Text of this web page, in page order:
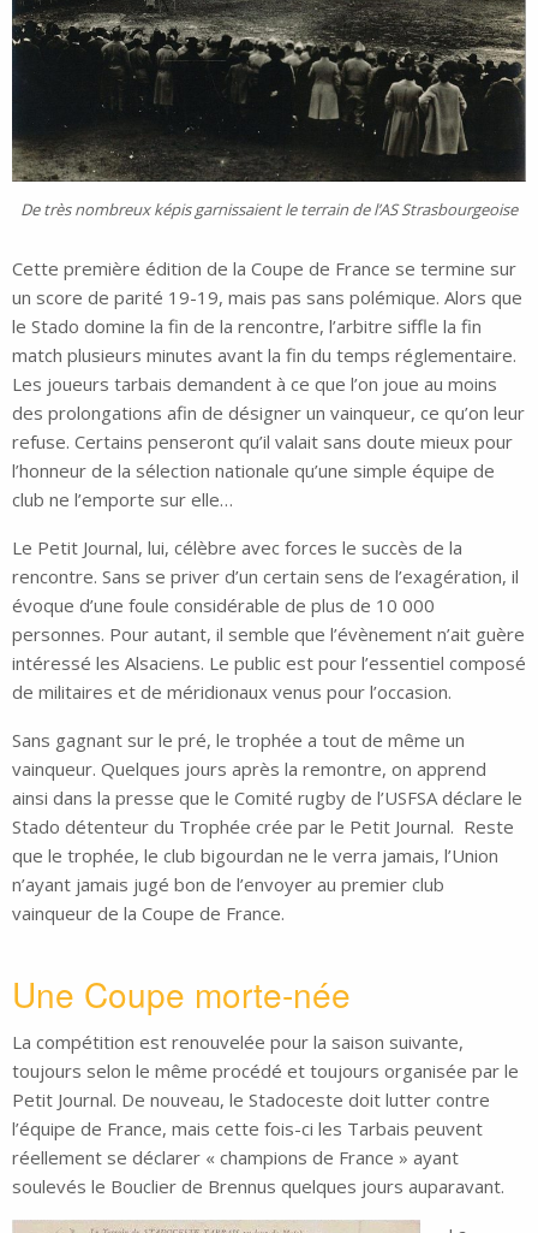
De très nombreux képis garnissaient le terrain de l’AS Strasbourgeoise
Cette première édition de la Coupe de France se termine sur
un score de parité 19-19, mais pas sans polémique. Alors que
le Stado domine la fin de la rencontre, l’arbitre siffle la fin
match plusieurs minutes avant la fin du temps réglementaire.
Les joueurs tarbais demandent à ce que l’on joue au moins
des prolongations afin de désigner un vainqueur, ce qu’on leur
refuse. Certains penseront qu’il valait sans doute mieux pour
l’honneur de la sélection nationale qu’une simple équipe de
club ne l’emporte sur elle…
Le Petit Journal, lui, célèbre avec forces le succès de la
rencontre. Sans se priver d’un certain sens de l’exagération, il
évoque d’une foule considérable de plus de 10 000
personnes. Pour autant, il semble que l’évènement n’ait guère
intéressé les Alsaciens. Le public est pour l’essentiel composé
de militaires et de méridionaux venus pour l’occasion.
Sans gagnant sur le pré, le trophée a tout de même un
vainqueur. Quelques jours après la remontre, on apprend
ainsi dans la presse que le Comité rugby de l’USFSA déclare le
Stado détenteur du Trophée crée par le Petit Journal. Reste
que le trophée, le club bigourdan ne le verra jamais, l’Union
n’ayant jamais jugé bon de l’envoyer au premier club
vainqueur de la Coupe de France.
Une Coupe morte-née
La compétition est renouvelée pour la saison suivante,
toujours selon le même procédé et toujours organisée par le
Petit Journal. De nouveau, le Stadoceste doit lutter contre
l’équipe de France, mais cette fois-ci les Tarbais peuvent
réellement se déclarer « champions de France » ayant
soulevés le Bouclier de Brennus quelques jours auparavant.